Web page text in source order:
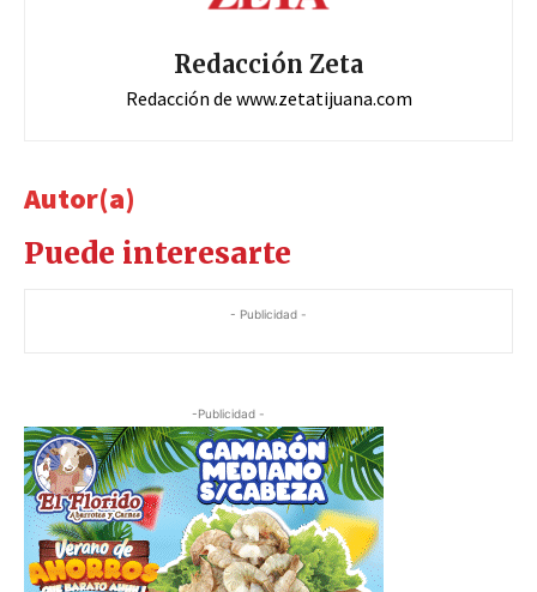
Redacción Zeta
Redacción de www.zetatijuana.com
Autor(a)
Puede interesarte
- Publicidad -
-Publicidad -